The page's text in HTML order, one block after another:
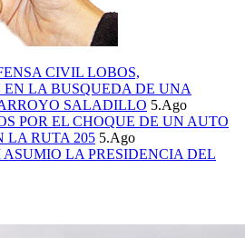
CIVIL LOBOS,
LA BUSQUEDA DE UNA
SALADILLO 5.Ago
POR EL CHOQUE DE UN AUTO
LA RUTA 205 5.Ago
ASUMIO LA PRESIDENCIA DEL